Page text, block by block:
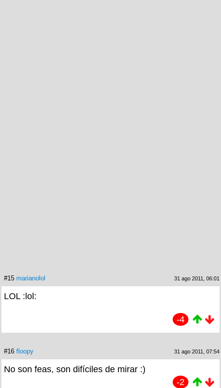
#15 marianolol 31 ago 2011, 06:01
LOL :lol:
-4
#16 floopy 31 ago 2011, 07:54
No son feas, son difíciles de mirar :)
-2